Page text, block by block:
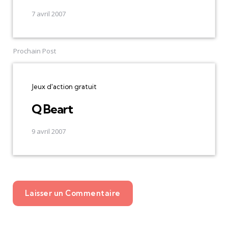
7 avril 2007
Prochain Post
Jeux d'action gratuit
Q Beart
9 avril 2007
Laisser un Commentaire